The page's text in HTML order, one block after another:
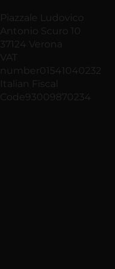
Piazzale Ludovico
Antonio Scuro 10
37124 Verona
VAT
number01541040232
Italian Fiscal
Code93009870234